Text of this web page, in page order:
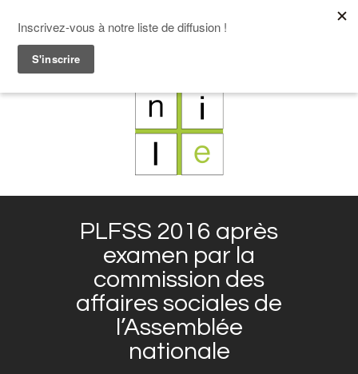
F L X I
PLFSS 2016 après
examen par la
commission des
affaires sociales de
l’Assemblée
nationale